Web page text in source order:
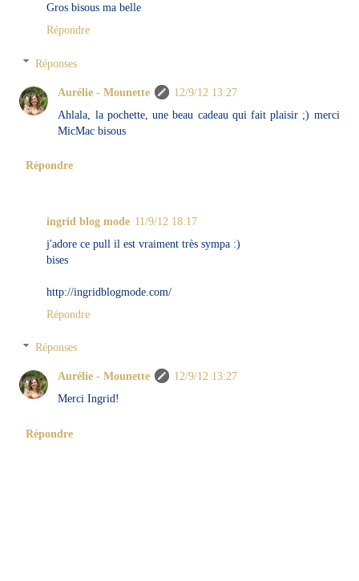
Gros bisous ma belle
Répondre
Réponses
Aurélie - Mounette
12/9/12 13:27
Ahlala, la pochette, une beau cadeau qui fait plaisir ;) merci
MicMac bisous
Répondre
ingrid blog mode 11/9/12 18:17
j'adore ce pull il est vraiment très sympa :)
bises
http://ingridblogmode.com/
Répondre
Réponses
Aurélie - Mounette
12/9/12 13:27
Merci Ingrid!
Répondre